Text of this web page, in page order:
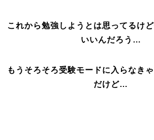
これから勉強しようとは思ってるけ
いいんだろう…
もうそろそろ受験モードに入らなき
だけど…